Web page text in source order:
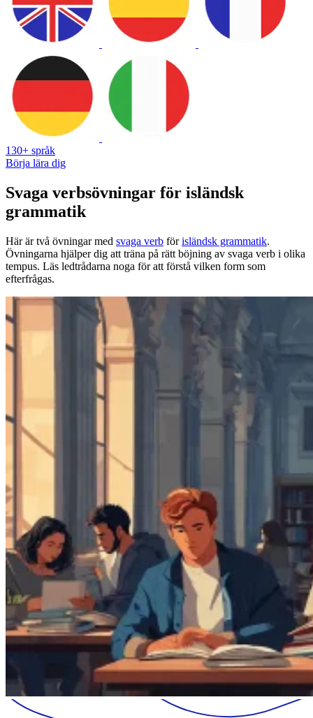
130+ språk
Börja lära dig
Svaga verbsövningar för isländsk
grammatik
Här är två övningar med svaga verb förisländsk grammatik.
Övningarna hjälper dig att träna på rätt böjning av svaga verb i olika
tempus. Läs ledtrådarna noga för att förstå vilken form som
efterfrågas.